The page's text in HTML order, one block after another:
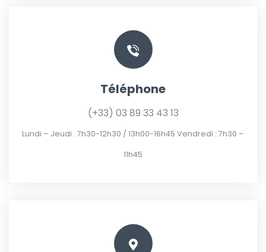
Téléphone
(+33) 03 89 33 43 13
Lundi – Jeudi : 7h30-12h30 / 13h00-16h45 Vendredi : 7h30 –
11h45